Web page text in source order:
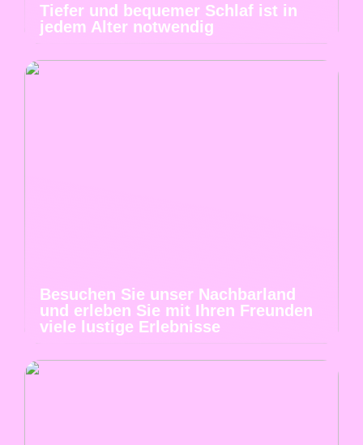
Tiefer und bequemer Schlaf ist in
jedem Alter notwendig
Besuchen Sie unser Nachbarland
und erleben Sie mit Ihren Freunden
viele lustige Erlebnisse